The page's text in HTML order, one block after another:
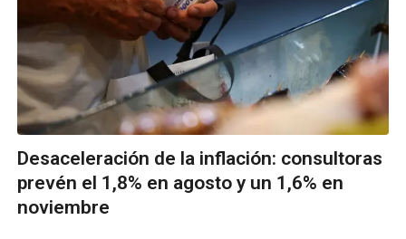
Desaceleración de la inflación: consultoras
prevén el 1,8% en agosto y un 1,6% en
noviembre